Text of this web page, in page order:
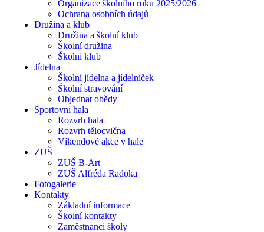
Organizace školního roku 2025/2026
Ochrana osobních údajů
Družina a klub
Družina a školní klub
Školní družina
Školní klub
Jídelna
Školní jídelna a jídelníček
Školní stravování
Objednat obědy
Sportovní hala
Rozvrh hala
Rozvrh tělocvična
Víkendové akce v hale
ZUŠ
ZUŠ B-Art
ZUŠ Alfréda Radoka
Fotogalerie
Kontakty
Základní informace
Školní kontakty
Zaměstnanci školy